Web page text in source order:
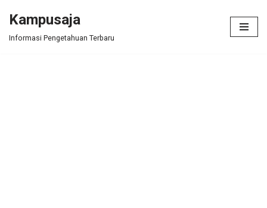
Skip
Kampusaja
Informasi Pengetahuan Terbaru